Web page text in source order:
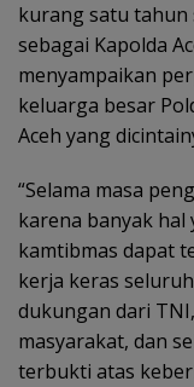
kurang satu tahun
sebagai Kapolda
menyampaikan
keluarga besar
Aceh yang
“Selama masa
karena banyak hal
kamtibmas dapat
kerja keras
dukungan dari
masyarakat, dan
terbukti atas